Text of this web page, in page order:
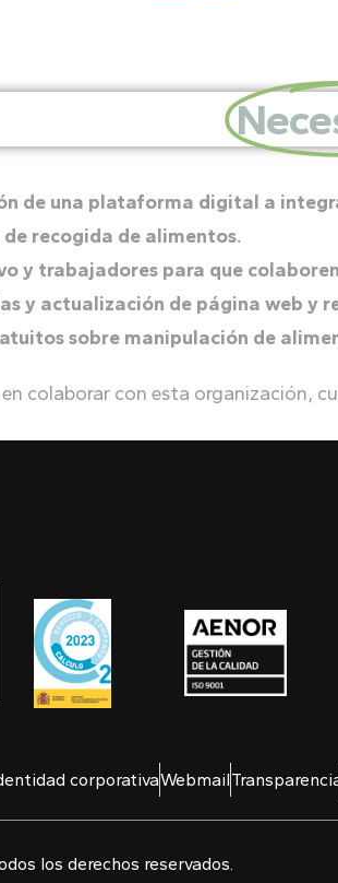
de una plataforma digital a
recogida de alimentos.
y trabajadores para que
y actualización de página web y
sobre manipulación de
colaborar con esta organización,
corporativaWebmail
los derechos reservados.